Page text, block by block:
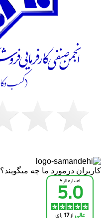
کاربران درمورد ما چه میگویند؟